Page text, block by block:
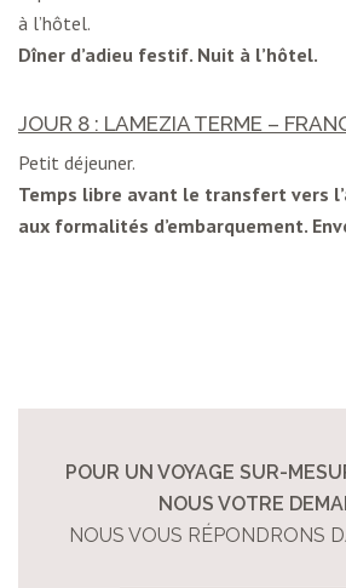
à l’hôtel.
Dîner d’adieu festif. Nuit à l’hôtel.
JOUR 8 : LAMEZIA TERME –
Petit déjeuner.
Temps libre avant le transfert vers
aux formalités d’embarquement.
POUR UN VOYAGE SUR-
NOUS VOTRE
NOUS VOUS RÉPONDRONS